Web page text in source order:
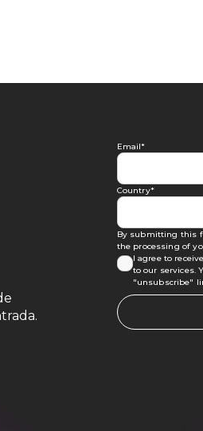
Email*
Country*
By submitting this
the processing of
I agree to
to our services.
"unsubscribe"